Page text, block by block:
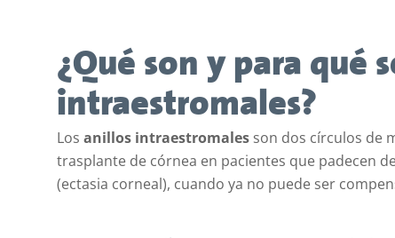
¿Qué son y para qué
intraestromales?
Los anillos intraestromalesson dos círculos de
trasplante de córnea en pacientes que padecen
(ectasia corneal), cuando ya no puede ser